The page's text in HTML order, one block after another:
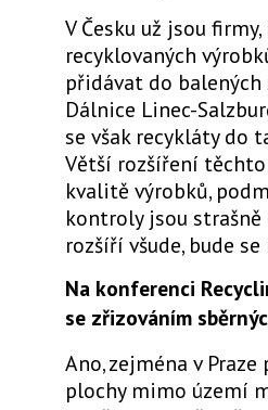
V Česku už jsou
recyklovaných
přidávat do balených
Dálnice Linec-
se však recykláty do
Větší rozšíření
kvalitě výrobků,
kontroly jsou strašně
rozšíří všude, bude
Na konferenci
se zřizováním
Ano, zejména v
plochy mimo území